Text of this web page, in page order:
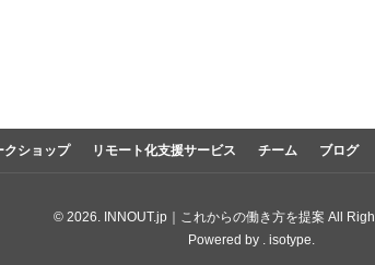
クショップ リモート化支援サービス チーム ブログ
© 2026. INNOUT.jp｜これからの働き方を提案 All
Powered by . isotype.